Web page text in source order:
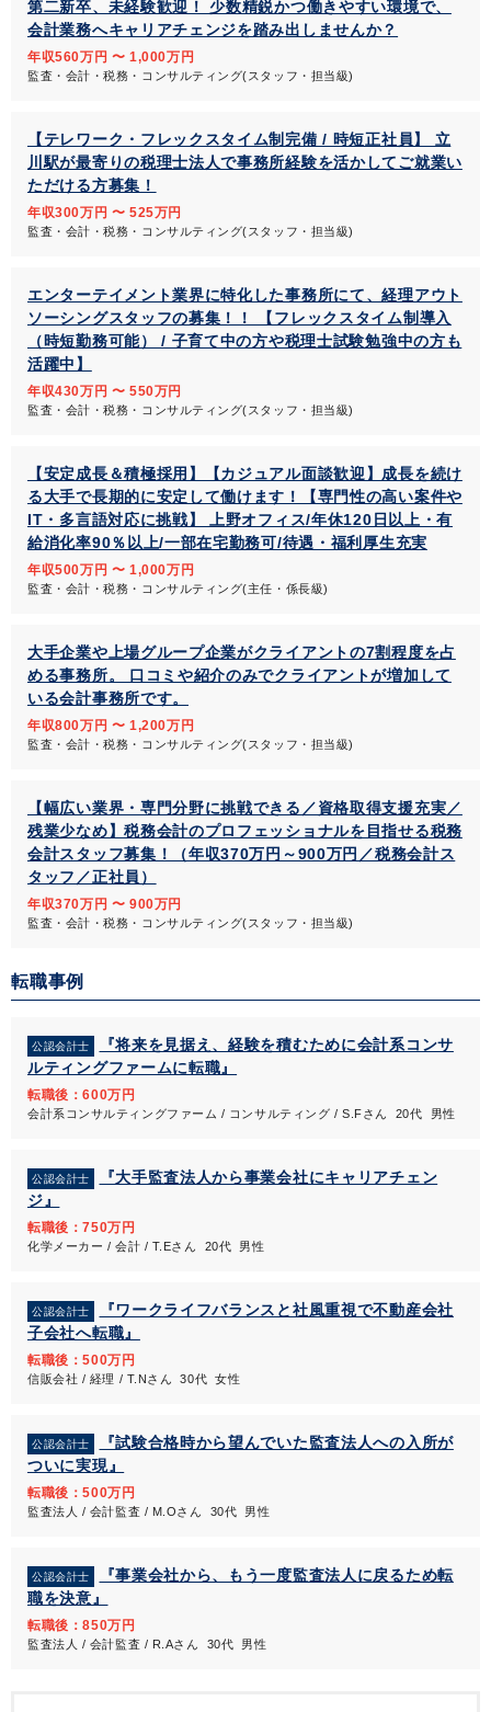
第二新卒、未経験歓迎！ 少数精鋭かつ働きやすい環境で、
会計業務へキャリアチェンジを踏み出しませんか？
年収560万円 〜 1,000万円
監査・会計・税務・コンサルティング(スタッフ・担当級)
【テレワーク・フレックスタイム制完備 / 時短正社員】 立
川駅が最寄りの税理士法人で事務所経験を活かしてご就業い
ただける方募集！
年収300万円 〜 525万円
監査・会計・税務・コンサルティング(スタッフ・担当級)
エンターテイメント業界に特化した事務所にて、経理アウト
ソーシングスタッフの募集！！ 【フレックスタイム制導入
（時短勤務可能） / 子育て中の方や税理士試験勉強中の方も
活躍中】
年収430万円 〜 550万円
監査・会計・税務・コンサルティング(スタッフ・担当級)
【安定成長＆積極採用】【カジュアル面談歓迎】成長を続け
る大手で長期的に安定して働けます！【専門性の高い案件や
IT・多言語対応に挑戦】 上野オフィス/年休120日以上・有
給消化率90％以上/一部在宅勤務可/待遇・福利厚生充実
年収500万円 〜 1,000万円
監査・会計・税務・コンサルティング(主任・係長級)
大手企業や上場グループ企業がクライアントの7割程度を占
める事務所。 口コミや紹介のみでクライアントが増加して
いる会計事務所です。
年収800万円 〜 1,200万円
監査・会計・税務・コンサルティング(スタッフ・担当級)
【幅広い業界・専門分野に挑戦できる／資格取得支援充実／
残業少なめ】税務会計のプロフェッショナルを目指せる税務
会計スタッフ募集！（年収370万円～900万円／税務会計ス
タッフ／正社員）
年収370万円 〜 900万円
監査・会計・税務・コンサルティング(スタッフ・担当級)
転職事例
公認会計士
『将来を見据え、経験を積むために会計系コンサ
ルティングファームに転職』
転職後：600万円
会計系コンサルティングファーム / コンサルティング / S.Fさん 20代 男性
公認会計士
『大手監査法人から事業会社にキャリアチェン
ジ』
転職後：750万円
化学メーカー / 会計 / T.Eさん 20代 男性
公認会計士
『ワークライフバランスと社風重視で不動産会社
子会社へ転職』
転職後：500万円
信販会社 / 経理 / T.Nさん 30代 女性
公認会計士
『試験合格時から望んでいた監査法人への入所が
ついに実現』
転職後：500万円
監査法人 / 会計監査 / M.Oさん 30代 男性
公認会計士
『事業会社から、もう一度監査法人に戻るため転
職を決意』
転職後：850万円
監査法人 / 会計監査 / R.Aさん 30代 男性